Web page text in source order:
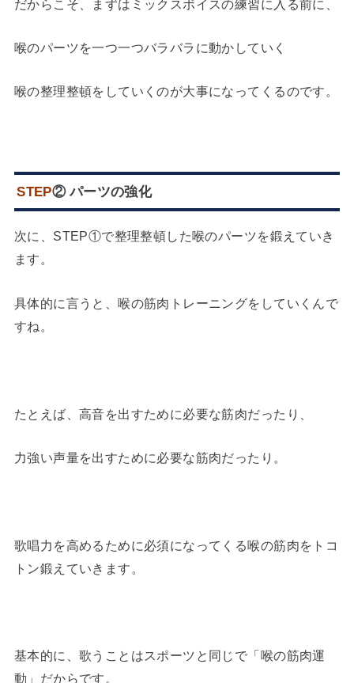
だからこそ、まずはミックスボイスの練習に入る前に、
喉のパーツを一つ一つバラバラに動かしていく
喉の整理整頓をしていくのが大事になってくるのです。
STEP② パーツの強化
次に、STEP①で整理整頓した喉のパーツを鍛えていき
ます。
具体的に言うと、喉の筋肉トレーニングをしていくんで
すね。
たとえば、高音を出すために必要な筋肉だったり、
力強い声量を出すために必要な筋肉だったり。
歌唱力を高めるために必須になってくる喉の筋肉をトコ
トン鍛えていきます。
基本的に、歌うことはスポーツと同じで「喉の筋肉運
動」だからです。